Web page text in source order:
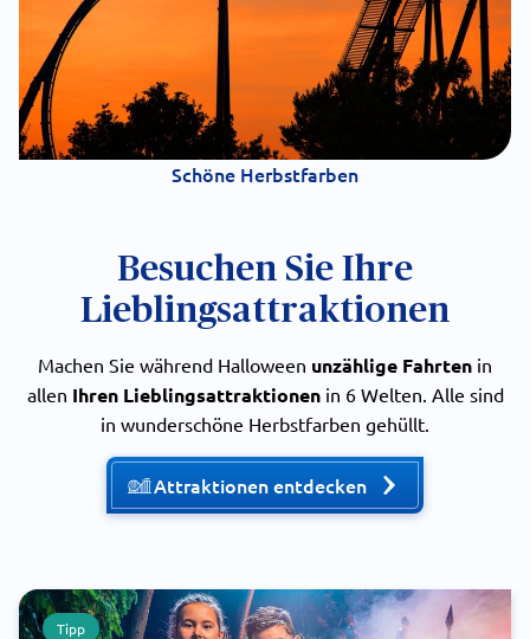
Schöne Herbstfarben
Besuchen Sie Ihre
Lieblingsattraktionen
Machen Sie während Halloween unzählige Fahrten in
allen Ihren Lieblingsattraktionenin 6 Welten. Alle sind
in wunderschöne Herbstfarben gehüllt.
Attraktionen entdecken
Tipp